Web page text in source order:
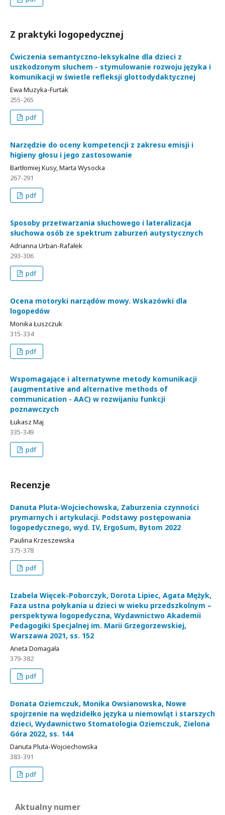
Z praktyki logopedycznej
Ćwiczenia semantyczno-leksykalne dla dzieci z
uszkodzonym słuchem - stymulowanie rozwoju języka i
komunikacji w świetle refleksji glottodydaktycznej
Ewa Muzyka-Furtak
255-265
pdf
Narzędzie do oceny kompetencji z zakresu emisji i
higieny głosu i jego zastosowanie
Bartłomiej Kusy, Marta Wysocka
267-291
pdf
Sposoby przetwarzania słuchowego i lateralizacja
słuchowa osób ze spektrum zaburzeń autystycznych
Adrianna Urban-Rafałek
293-306
pdf
Ocena motoryki narządów mowy. Wskazówki dla
logopedów
Monika Łuszczuk
315-334
pdf
Wspomagające i alternatywne metody komunikacji
(augmentative and alternative methods of
communication - AAC) w rozwijaniu funkcji
poznawczych
Łukasz Maj
335-349
pdf
Recenzje
Danuta Pluta-Wojciechowska, Zaburzenia czynności
prymarnych i artykulacji. Podstawy postępowania
logopedycznego, wyd. IV, ErgoSum, Bytom 2022
Paulina Krzeszewska
375-378
pdf
Izabela Więcek-Poborczyk, Dorota Lipiec, Agata Mężyk,
Faza ustna połykania u dzieci w wieku przedszkolnym –
perspektywa logopedyczna, Wydawnictwo Akademii
Pedagogiki Specjalnej im. Marii Grzegorzewskiej,
Warszawa 2021, ss. 152
Aneta Domagała
379-382
pdf
Donata Oziemczuk, Monika Owsianowska, Nowe
spojrzenie na wędzidełko języka u niemowląt i starszych
dzieci, Wydawnictwo Stomatologia Oziemczuk, Zielona
Góra 2022, ss. 144
Danuta Pluta-Wojciechowska
383-391
pdf
Aktualny numer